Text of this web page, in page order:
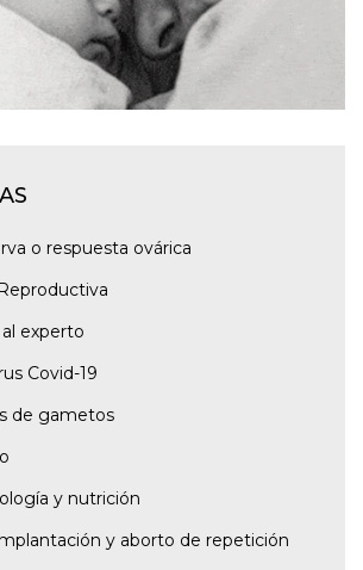
o respuesta ovárica
experto
Covid-19
de gametos
y nutrición
y aborto de repetición